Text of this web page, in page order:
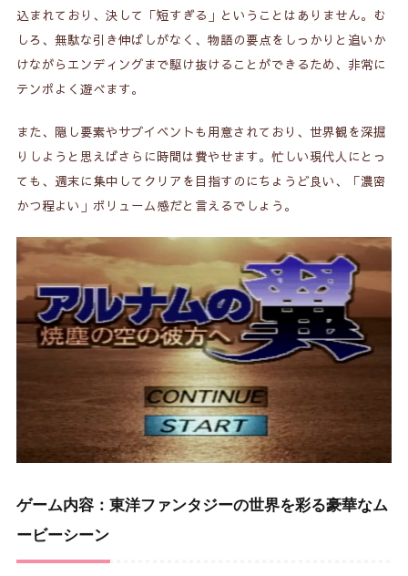
込まれており、決して「短すぎる」ということはありません。む
しろ、無駄な引き伸ばしがなく、物語の要点をしっかりと追いか
けながらエンディングまで駆け抜けることができるため、非常に
テンポよく遊べます。
また、隠し要素やサブイベントも用意されており、世界観を深掘
りしようと思えばさらに時間は費やせます。忙しい現代人にとっ
ても、週末に集中してクリアを目指すのにちょうど良い、「濃密
かつ程よい」ボリューム感だと言えるでしょう。
ゲーム内容：東洋ファンタジーの世界を彩る豪華なム
ービーシーン